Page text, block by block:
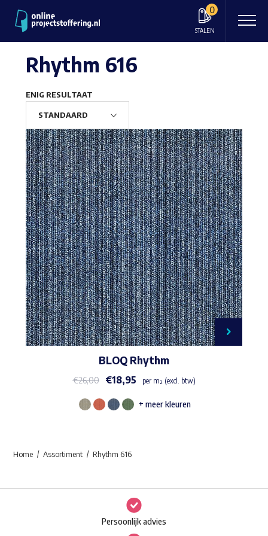
0
STALEN
Rhythm 616
ENIG RESULTAAT
BLOQ Rhythm
€26,00 €18,95 per m² (excl. btw)
Dit
Deze
optie
kan
+ meer kleuren
Home Assortiment Rhythm 616
Persoonlijk advies